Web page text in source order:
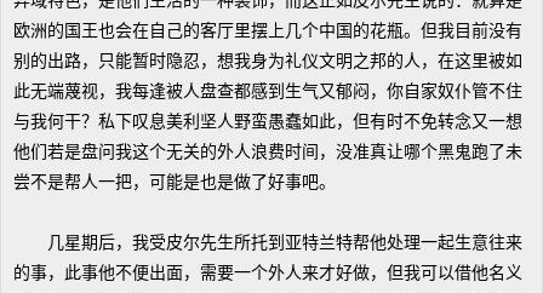
欧洲的国王也会在自己的客厅里摆上几个中国的花瓶。但我目前没有
别的出路，只能暂时隐忍，想我身为礼仪文明之邦的人，在这里被如
此无端蔑视，我每逢被人盘查都感到生气又郁闷，你自家奴仆管不住
与我何干？私下叹息美利坚人野蛮愚蠢如此，但有时不免转念又一想
他们若是盘问我这个无关的外人浪费时间，没准真让哪个黑鬼跑了未
尝不是帮人一把，可能是也是做了好事吧。
几星期后，我受皮尔先生所托到亚特兰特帮他处理一起生意往来
的事，此事他不便出面，需要一个外人来才好做，但我可以借他名义